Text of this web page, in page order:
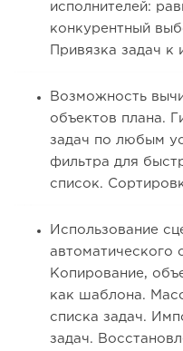
исполнителей:
конкурентный
Привязка задач к
Возможность
объектов плана.
задач по любым
фильтра для
список.
Использование
автоматического
Копирование,
как шаблона.
списка задач.
задач.